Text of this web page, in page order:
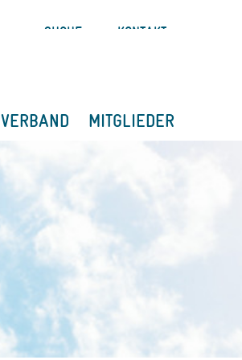
SUCHE KONTAKT
VERBAND MITGLIEDER